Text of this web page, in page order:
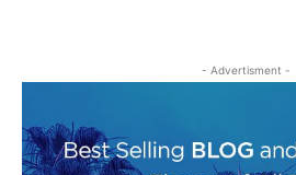
- Advertisment -